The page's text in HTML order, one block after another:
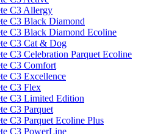
C3 Allergy
C3 Black Diamond
C3 Black Diamond Ecoline
C3 Cat & Dog
C3 Celebration Parquet Ecoline​
C3 Comfort
C3 Excellence
C3 Flex
C3 Limited Edition
C3 Parquet
C3 Parquet Ecoline Plus
C3 PowerLine